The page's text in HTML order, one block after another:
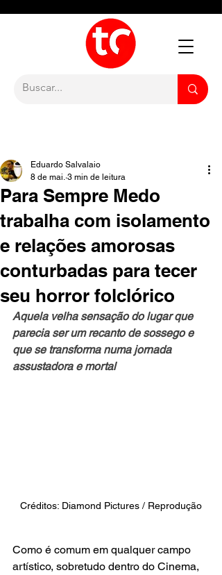
Para Sempre Medo
trabalha com isolamento
e relações amorosas
conturbadas para tecer
seu horror folclórico
Eduardo Salvalaio
8 de mai. 3 min de leitura
Aquela velha sensação do lugar que
parecia ser um recanto de sossego e
que se transforma numa jornada
assustadora e mortal
Créditos: Diamond Pictures / Reprodução
Como é comum em qualquer campo
artístico, sobretudo dentro do Cinema,